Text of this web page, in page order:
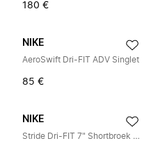
180 €
NIKE
AeroSwift Dri-FIT ADV Singlet
85 €
NIKE
Stride Dri-FIT 7" Shortbroek met Binnenbroek